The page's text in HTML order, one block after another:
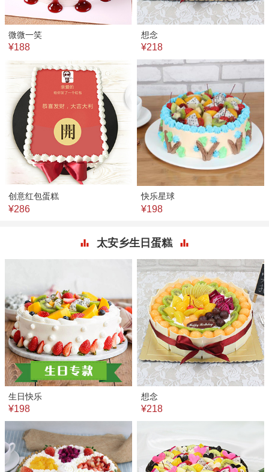
微微一笑
¥188
想念
¥218
创意红包蛋糕
¥286
快乐星球
¥198
太安乡生日蛋糕
生日快乐
¥198
想念
¥218